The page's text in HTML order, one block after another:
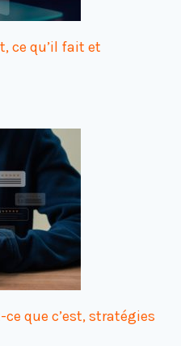
ce qu’il fait et
que c’est, stratégies